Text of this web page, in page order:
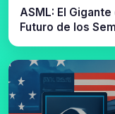
ASML: El
Futuro de los